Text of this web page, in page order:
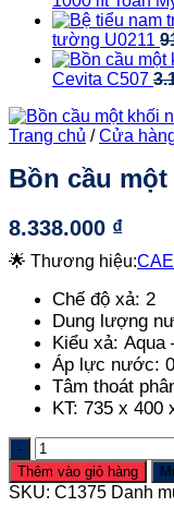
4.950.000 ₫.là:
tường U0211
Cevita C507
Trang chủ / Cửa
Bồn cầu một
8.338.000 ₫
🌟 Thương hiệu:
Chế độ xả: 2
Dung lượng
Kiểu xả: Aqua
Áp lực nước:
Tâm thoát
KT: 735 x 400
Bồn
cầu
một
Thêm vào giỏ hàng
SKU: C1375 Danh